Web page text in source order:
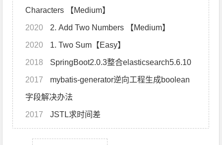
Characters 【Medium】
2020 2. Add Two Numbers 【Medium】
2020 1. Two Sum【Easy】
2018 SpringBoot2.0.3整合elasticsearch5.6.10
2017
字段解决办法
2017 JSTL求时间差